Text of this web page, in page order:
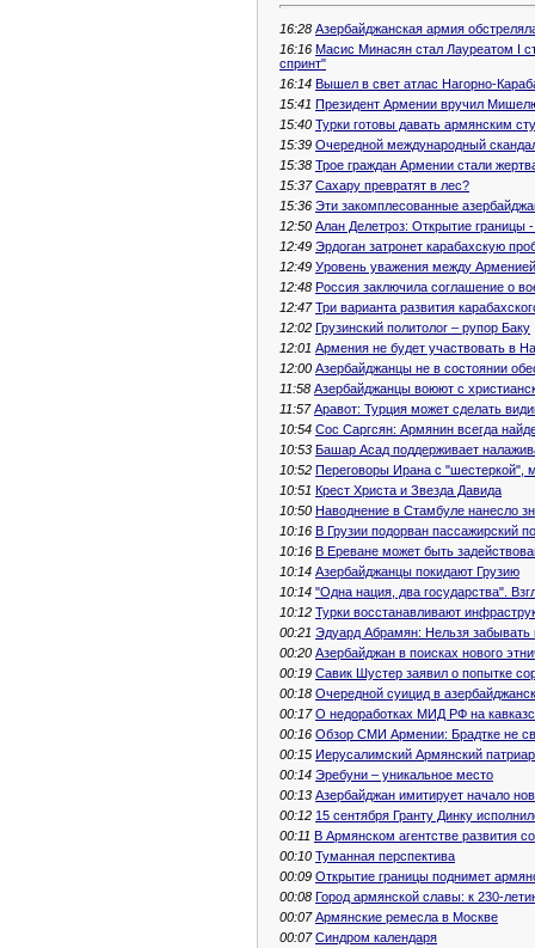
16:28 Азербайджанская армия
16:16 Масис Минасян стал Лауреатом I
спринт"
16:14 Вышел в свет атлас Нагорно-
15:41 Президент Армении вручил
15:40 Турки готовы давать армянским
15:39 Очередной международный
15:38 Трое граждан Армении стали
15:37 Сахару превратят в лес?
15:36 Эти закомплесованные
12:50 Алан Делетроз: Открытие границы
12:49 Эрдоган затронет карабахскую
12:49 Уровень уважения между
12:48 Россия заключила соглашение о
12:47 Три варианта развития
12:02 Грузинский политолог – рупор Баку
12:01 Армения не будет участвовать в
12:00 Азербайджанцы не в состоянии
11:58 Азербайджанцы воюют с
11:57 Аравот: Турция может сделать
10:54 Сос Саргсян: Армянин всегда
10:53 Башар Асад поддерживает
10:52 Переговоры Ирана с "шестеркой",
10:51 Крест Христа и Звезда Давида
10:50 Наводнение в Стамбуле нанесло
10:16 В Грузии подорван пассажирский
10:16 В Ереване может быть
10:14 Азербайджанцы покидают Грузию
10:14 "Одна нация, два государства".
10:12 Турки восстанавливают
00:21 Эдуард Абрамян: Нельзя забывать
00:20 Азербайджан в поисках нового
00:19 Савик Шустер заявил о попытке
00:18 Очередной суицид в
00:17 О недоработках МИД РФ на
00:16 Обзор СМИ Армении: Брадтке не
00:15 Иерусалимский Армянский
00:14 Эребуни – уникальное место
00:13 Азербайджан имитирует начало
00:12 15 сентября Гранту Динку
00:11 В Армянском агентстве развития
00:10 Туманная перспектива
00:09 Открытие границы поднимет
00:08 Город армянской славы: к 230-
00:07 Армянские ремесла в Москве
00:07 Синдром календаря